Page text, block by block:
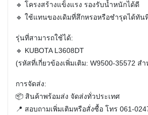
🔹 โครงสร้างแข็งแรง รองรับน้ำหนักได้ดี
🔹 ใช้แทนของเดิมที่สึกหรอหรือชำรุดได้ทัน
รุ่นที่สามารถใช้ได้:
🔹 KUBOTA L3608DT
(รหัสที่เกี่ยวข้องเพิ่มเติม: W9500-35572 สำ
การจัดส่ง:
📦 สินค้าพร้อมส่ง จัดส่งทั่วประเทศ
📍 สอบถามเพิ่มเติมหรือสั่งซื้อ โทร 061-